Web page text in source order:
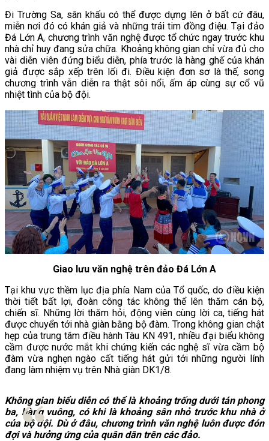
Đi Trường Sa, sân khấu có thể được dựng lên ở bất cứ đâu,
miễn nơi đó có khán giả và những trái tim đồng điệu. Tại đảo
Đá Lớn A, chương trình văn nghệ được tổ chức ngay trước khu
nhà chỉ huy đang sửa chữa. Khoảng không gian chỉ vừa đủ cho
vài diễn viên đứng biểu diễn, phía trước là hàng ghế của khán
giả được sắp xếp trên lối đi. Điều kiện đơn sơ là thế, song
chương trình vẫn diễn ra thật sôi nổi, ấm áp cùng sự cổ vũ
nhiệt tình của bộ đội.
Giao lưu văn nghệ trên đảo Đá Lớn A
Tại khu vực thềm lục địa phía Nam của Tổ quốc, do điều kiện
thời tiết bất lợi, đoàn công tác không thể lên thăm cán bộ,
chiến sĩ. Những lời thăm hỏi, động viên cùng lời ca, tiếng hát
được chuyển tới nhà giàn bằng bộ đàm. Trong không gian chật
hẹp của trung tâm điều hành Tàu KN 491, nhiều đại biểu không
cầm được nước mắt khi chứng kiến các nghệ sĩ vừa cầm bộ
đàm vừa nghẹn ngào cất tiếng hát gửi tới những người lính
đang làm nhiệm vụ trên Nhà giàn DK1/8.
Không gian biểu diễn có thể là khoảng trống dưới tán phong
ba, bàng vuông, có khi là khoảng sân nhỏ trước khu nhà ở
của bộ đội. Dù ở đâu, chương trình văn nghệ luôn được đón
đợi và hưởng ứng của quân dân trên các đảo.